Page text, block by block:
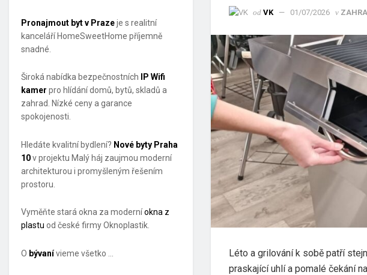
od VK 01/07/2026 v
Léto a grilování k sobě patří
praskající uhlí a pomalé čekání
Pronajmout byt v Prazeje s realitní
kanceláří HomeSweetHome příjemně
snadné.
Široká nabídka bezpečnostních
IP Wifi
kamer pro hlídání domů, bytů, skladů a
zahrad. Nízké ceny a garance
spokojenosti.
Hledáte kvalitní bydlení? Nové byty Praha
10v projektu Malý háj zaujmou moderní
architekturou i promyšleným řešením
prostoru.
Vyměňte stará okna za moderníokna z
plastu od české firmy Oknoplastik.
O bývanívieme všetko …